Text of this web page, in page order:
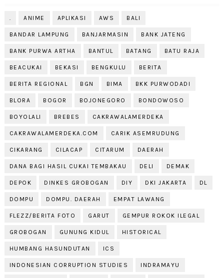
. ANIME APLIKASI AWS BALI
BANDAR LAMPUNG BANJARMASIN BANK JATENG
BANK PURWA ARTHA BANTUL BATANG BATU RAJA
BEACUKAI BEKASI BENGKULU BERITA
BERITA REGIONAL BGN BIMA BKK PURWODADI
BLORA BOGOR BOJONEGORO BONDOWOSO
BOYOLALI BREBES CAKRAWALAMERDEKA
CAKRAWALAMERDEKA.COM CARIK ASEMRUDUNG
CIKARANG CILACAP CITARUM DAERAH
DANA BAGI HASIL CUKAI TEMBAKAU DELI DEMAK
DEPOK DINKES GROBOGAN DIY DKI JAKARTA DL
DOMPU DOMPU. DAERAH EMPAT LAWANG
FLEZZ/BERITA FOTO GARUT GEMPUR ROKOK ILEGAL
GROBOGAN GUNUNG KIDUL HISTORICAL
HUMBANG HASUNDUTAN ICS
INDONESIAN CORRUPTION STUDIES INDRAMAYU